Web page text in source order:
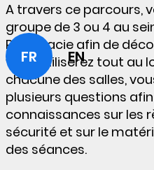
FR EN
A travers ce parcours,
groupe de 3 ou 4 au
Pharmacie afin de
vous utiliserez tout au
chacune des salles,
plusieurs questions
connaissances sur les
sécurité et sur le
des séances.